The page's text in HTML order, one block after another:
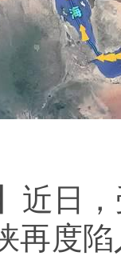
日，
再度